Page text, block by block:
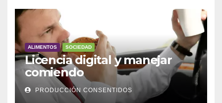
ALIMENTOS SOCIEDAD
Licencia digital y manejar
comiendo
PRODUCCIÓN CONSENTIDOS